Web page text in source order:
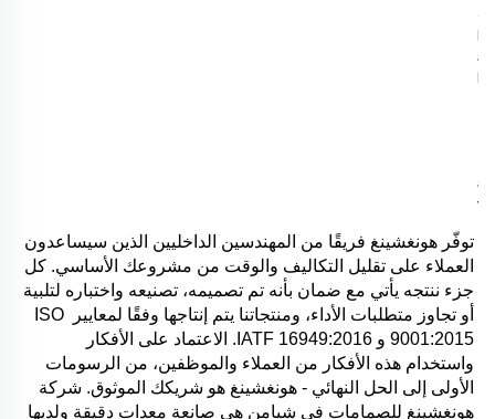
أو تجاوز متطلبات الأداء، ومنتجاتنا يتم إنتاجها وفقًا لمعايير ISO